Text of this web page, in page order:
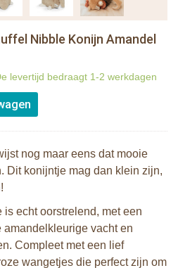
Nibble Konijn Amandel
levertijd bedraagt 1-2 werkdagen
nog maar eens dat mooie
Dit konijntje mag dan klein zijn,
echt oorstrelend, met een
amandelkleurige vacht en
Compleet met een lief
wangetjes die perfect zijn om